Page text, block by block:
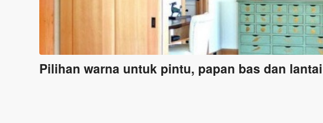
Pilihan warna untuk pintu, papan bas dan lantai